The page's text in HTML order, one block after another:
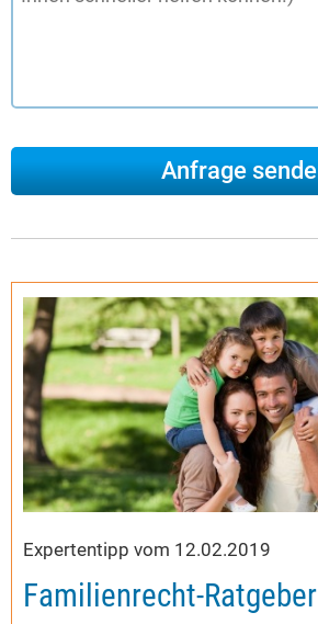
Expertentipp vom 12.02.2019
Familienrecht-Ratgeber